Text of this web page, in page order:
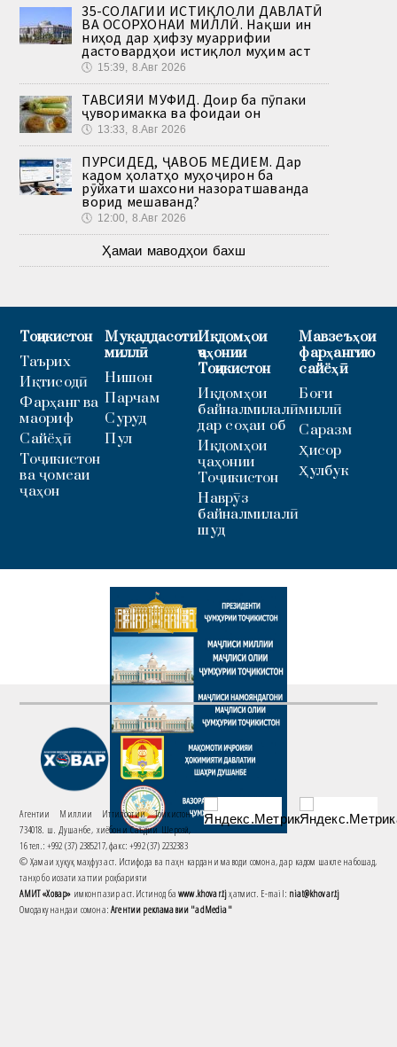
35-СОЛАГИИ ИСТИҚЛОЛИ ДАВЛАТӢ
ВА ОСОРХОНАИ МИЛЛӢ. Нақши ин
ниҳод дар ҳифзу муаррифии
дастовардҳои истиқлол муҳим аст
🕔 15:39, 8.Авг 2026
ТАВСИЯИ МУФИД. Доир ба пӯпаки
ҷуворимакка ва фоидаи он
🕔 13:33, 8.Авг 2026
ПУРСИДЕД, ҶАВОБ МЕДИҲЕМ. Дар
кадом ҳолатҳо муҳоҷирон ба
рӯйхати шахсони назоратшаванда
ворид мешаванд?
🕔 12:00, 8.Авг 2026
Ҳамаи маводҳои бахш
Тоҷикистон
Таърих
Иқтисодӣ
Фарҳанг ва
маориф
Сайёҳӣ
Тоҷикистон
ва ҷомеаи
ҷаҳон
Муқаддасоти
миллӣ
Нишон
Парчам
Суруд
Пул
Иқдомҳои
ҷаҳонии
Тоҷикистон
Иқдомҳои
байналмилалӣ
дар соҳаи об
Иқдомҳои
ҷаҳонии
Тоҷикистон
Наврӯз
байналмилалӣ
шуд
Мавзеъҳои
фарҳангию
сайёҳӣ
Боғи
миллӣ
Саразм
Ҳисор
Ҳулбук
Агентии Миллии Иттилоотии Тоҷикистон
734018. ш. Душанбе, хиёбони Саъдии Шерозӣ,
16 тел.: +992 (37) 2385217, факс: +992 (37) 2232383
© Ҳамаи ҳуқуқ маҳфуз аст. Истифода ва паҳн кардани маводи сомона, дар кадом шакле набошад,
танҳо бо иҷозати хаттии роҳбарияти
АМИТ «Ховар» имконпазир аст. Истинод баwww.khovar.tjҳатмист. E-mail: niat@khovar.tj
Омодакунандаи сомона:Агентии рекламавии "adMedia"